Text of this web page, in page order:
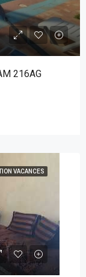
216AG
VACANCES